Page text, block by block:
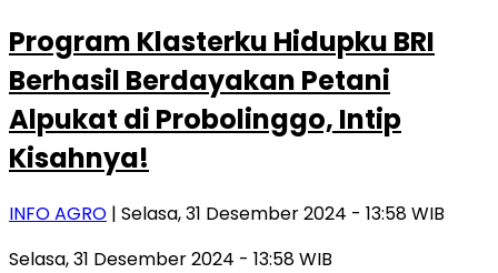
Program Klasterku Hidupku BRI
Berhasil Berdayakan Petani
Alpukat di Probolinggo, Intip
Kisahnya!
INFO AGRO | Selasa, 31 Desember 2024 - 13:58 WIB
Selasa, 31 Desember 2024 - 13:58 WIB